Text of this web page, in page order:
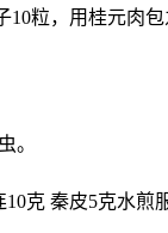
粒，用桂元肉
。
克 秦皮5克水